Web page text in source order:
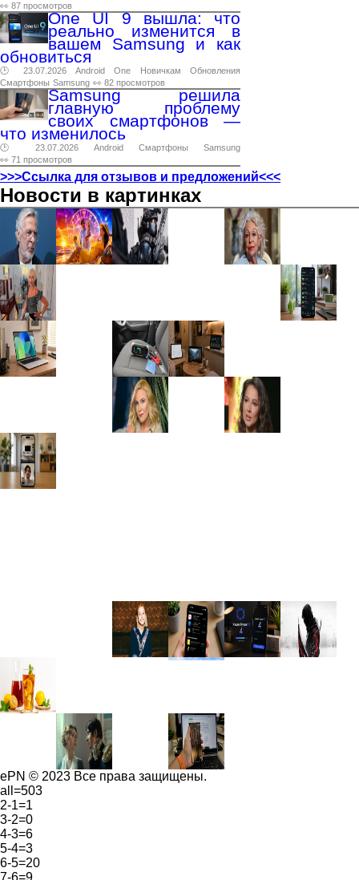
👀 87 просмотров
One UI 9 вышла: что
реально изменится в
вашем Samsung и как
обновиться
🕑 23.07.2026 Android One Новичкам
Обновления
Смартфоны Samsung 👀 82 просмотров
Samsung решила
главную проблему
своих смартфонов —
что изменилось
🕑 23.07.2026 Android Смартфоны
Samsung
👀 71 просмотров
>>>Ссылка для отзывов и предложений<<<
Новости в картинках
ePN © 2023 Все права защищены.
all=503
2-1=1
3-2=0
4-3=6
5-4=3
6-5=20